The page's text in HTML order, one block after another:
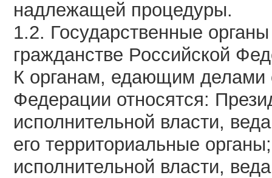
надлежащей процедуры.
1.2. Государственные
гражданстве Российской
К органам, едающим делами
Федерации относятся:
исполнительной власти,
его территориальные
исполнительной власти,